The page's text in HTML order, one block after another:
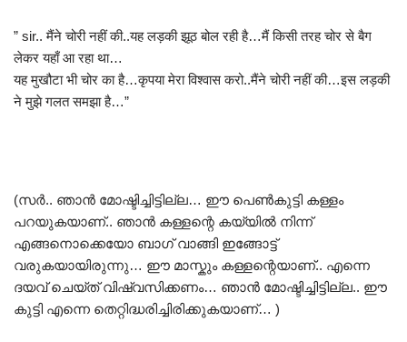
” sir.. मैंने चोरी नहीं की..यह लड़की झूठ बोल रही है…मैं किसी तरह चोर से बैग
लेकर यहाँ आ रहा था…
यह मुखौटा भी चोर का है…कृपया मेरा विश्वास करो..मैंने चोरी नहीं की…इस लड़की
ने मुझे गलत समझा है…”
(സർ.. ഞാൻ മോഷ്ടിച്ചിട്ടില്ല… ഈ പെൺകുട്ടി കള്ളം
പറയുകയാണ്.. ഞാൻ കള്ളന്റെ കയ്യിൽ നിന്ന്
എങ്ങനൊക്കെയോ ബാഗ് വാങ്ങി ഇങ്ങോട്ട്
വരുകയായിരുന്നു… ഈ മാസ്കും കള്ളന്റെയാണ്.. എന്നെ
ദയവ് ചെയ്ത് വിഷ്വസിക്കണം… ഞാൻ മോഷ്ടിച്ചിട്ടില്ല.. ഈ
കുട്ടി എന്നെ തെറ്റിദ്ധരിച്ചിരിക്കുകയാണ്… )